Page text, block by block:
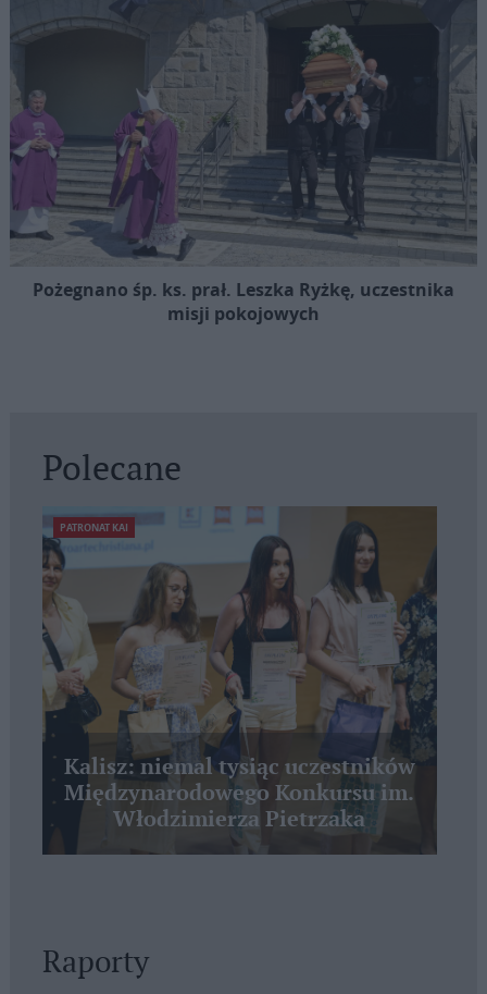
Pożegnano śp. ks. prał. Leszka Ryżkę, uczestnika
misji pokojowych
Polecane
PATRONAT KAI
Kalisz: niemal tysiąc uczestników
Międzynarodowego Konkursu im.
Włodzimierza Pietrzaka
Raporty